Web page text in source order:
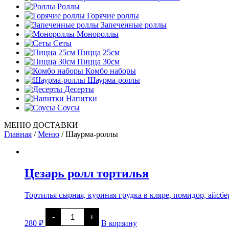
Роллы
Горячие роллы
Запеченные роллы
Монороллы
Сеты
Пицца 25см
Пицца 30см
Комбо наборы
Шаурма-роллы
Десерты
Напитки
Соусы
МЕНЮ ДОСТАВКИ
Главная /Меню /Шаурма-роллы
Цезарь ролл тортилья
Тортилья сырная, куриная грудка в кляре, помидор,
280 ₽
-
Количество
товара
+
В корзину